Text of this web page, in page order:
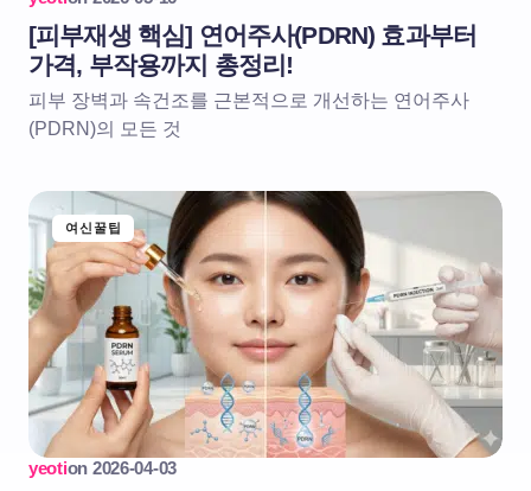
[피부재생 핵심] 연어주사(PDRN) 효과부터
가격, 부작용까지 총정리!
피부 장벽과 속건조를 근본적으로 개선하는 연어주사
(PDRN)의 모든 것
여신꿀팁
yeotion 2026-04-03